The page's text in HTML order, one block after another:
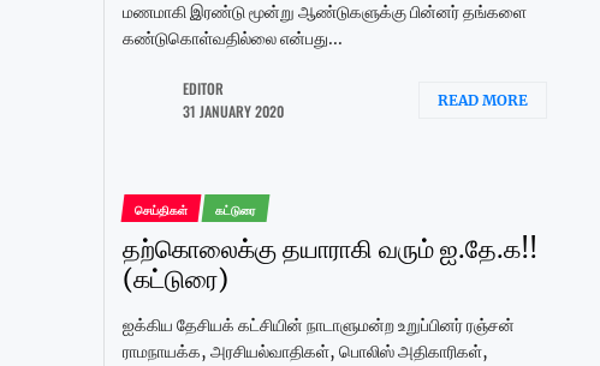
மணமாகி இரண்டு மூன்று ஆண்டுகளுக்கு பின்னர் தங்களை
கண்டுகொள்வதில்லை என்பது...
EDITOR
31 JANUARY 2020
READ MORE
செய்திகள் கட்டுரை
தற்கொலைக்கு தயாராகி வரும் ஐ.தே.க!!
(கட்டுரை)
ஐக்கிய தேசியக் கட்சியின் நாடாளுமன்ற உறுப்பினர் ரஞ்சன்
ராமநாயக்க, அரசியல்வாதிகள், பொலிஸ் அதிகாரிகள்,